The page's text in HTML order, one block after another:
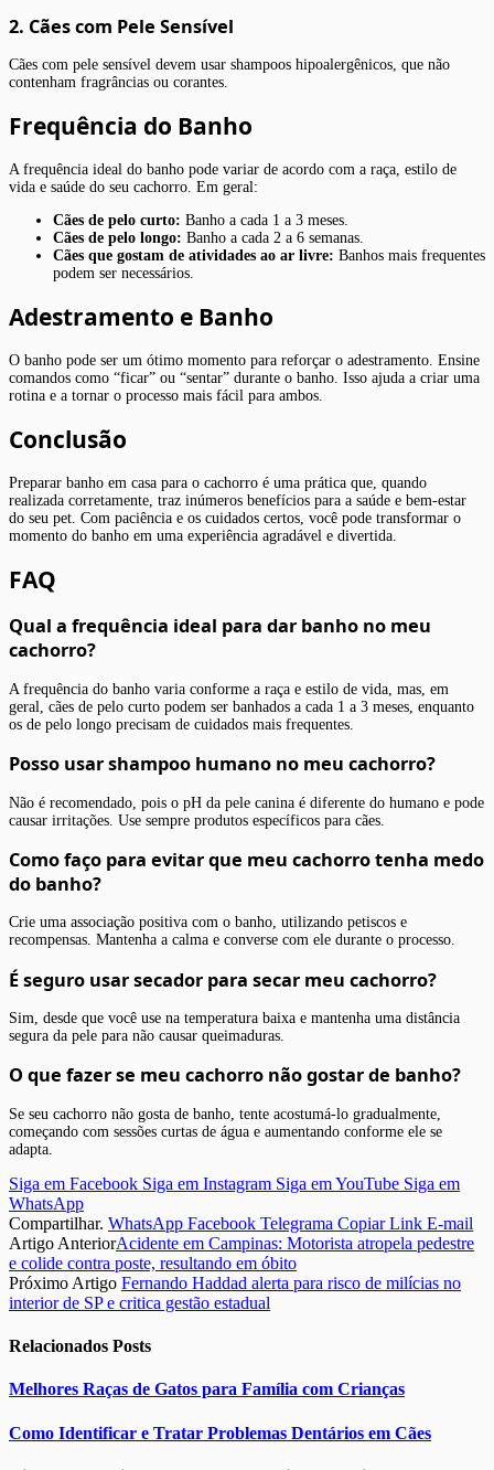
2. Cães com Pele Sensível
Cães com pele sensível devem usar shampoos hipoalergênicos, que não
contenham fragrâncias ou corantes.
Frequência do Banho
A frequência ideal do banho pode variar de acordo com a raça, estilo de
vida e saúde do seu cachorro. Em geral:
Cães de pelo curto: Banho a cada 1 a 3 meses.
Cães de pelo longo: Banho a cada 2 a 6 semanas.
Cães que gostam de atividades ao ar livre: Banhos mais frequentes
podem ser necessários.
Adestramento e Banho
O banho pode ser um ótimo momento para reforçar o adestramento. Ensine
comandos como “ficar” ou “sentar” durante o banho. Isso ajuda a criar uma
rotina e a tornar o processo mais fácil para ambos.
Conclusão
Preparar banho em casa para o cachorro é uma prática que, quando
realizada corretamente, traz inúmeros benefícios para a saúde e bem-estar
do seu pet. Com paciência e os cuidados certos, você pode transformar o
momento do banho em uma experiência agradável e divertida.
FAQ
Qual a frequência ideal para dar banho no meu
cachorro?
A frequência do banho varia conforme a raça e estilo de vida, mas, em
geral, cães de pelo curto podem ser banhados a cada 1 a 3 meses, enquanto
os de pelo longo precisam de cuidados mais frequentes.
Posso usar shampoo humano no meu cachorro?
Não é recomendado, pois o pH da pele canina é diferente do humano e pode
causar irritações. Use sempre produtos específicos para cães.
Como faço para evitar que meu cachorro tenha medo
do banho?
Crie uma associação positiva com o banho, utilizando petiscos e
recompensas. Mantenha a calma e converse com ele durante o processo.
É seguro usar secador para secar meu cachorro?
Sim, desde que você use na temperatura baixa e mantenha uma distância
segura da pele para não causar queimaduras.
O que fazer se meu cachorro não gostar de banho?
Se seu cachorro não gosta de banho, tente acostumá-lo gradualmente,
começando com sessões curtas de água e aumentando conforme ele se
adapta.
Siga em Facebook Siga em Instagram Siga em YouTube Siga em
WhatsApp
Compartilhar. WhatsApp Facebook Telegrama Copiar Link E-mail
Artigo AnteriorAcidente em Campinas: Motorista atropela pedestre
e colide contra poste, resultando em óbito
Próximo Artigo Fernando Haddad alerta para risco de milícias no
interior de SP e critica gestão estadual
Relacionados Posts
Melhores Raças de Gatos para Família com Crianças
Como Identificar e Tratar Problemas Dentários em Cães